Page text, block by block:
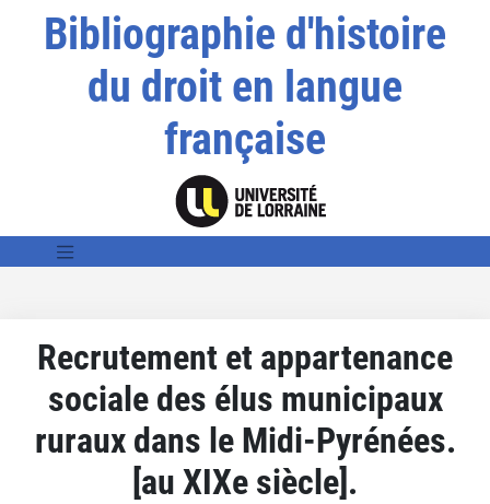
Bibliographie d'histoire
du droit en langue
française
Recrutement et appartenance
sociale des élus municipaux
ruraux dans le Midi-Pyrénées.
[au XIXe siècle].